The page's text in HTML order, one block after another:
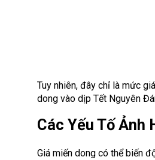
Tuy nhiên, đây chỉ là mức
dong vào dịp Tết Nguyên
Các Yếu Tố Ảnh
Giá miến dong có thể biến